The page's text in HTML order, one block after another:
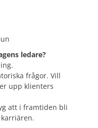
ledare?
frågor. Vill
upp klienters
att i framtiden bli